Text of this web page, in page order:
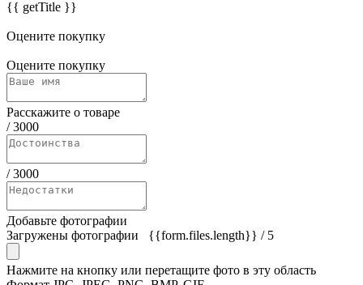
{{ getTitle }}
Оцените покупку
Оцените покупку
Расскажите о товаре
/3000
/3000
Добавьте фотографии
Загружены фотографии
{{form.files.length}} / 5
Нажмите на кнопку или перетащите фото в эту область